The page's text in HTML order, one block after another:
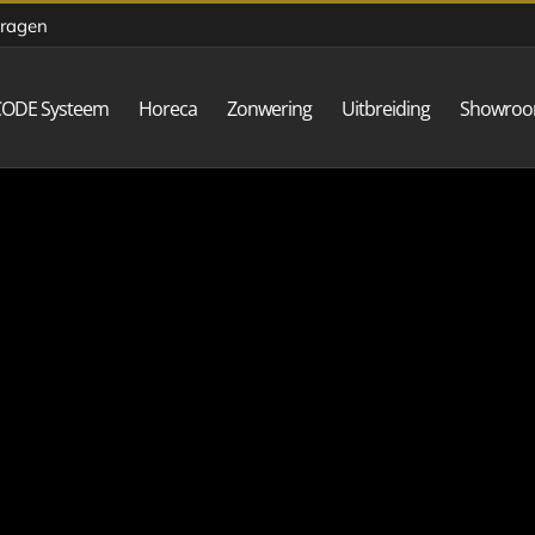
Systeem Horeca Zonwering Uitbreiding